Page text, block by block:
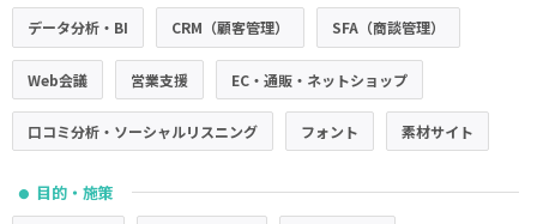
データ分析・BI CRM（顧客管理） SFA（商談管理）
Web会議 営業支援 EC・通販・ネットショップ
口コミ分析・ソーシャルリスニング フォント 素材サイト
● 目的・施策